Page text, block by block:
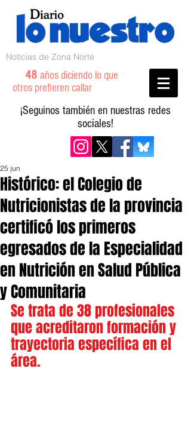
Noticias de Zona Norte
48 años diciendo lo que
otros prefieren callar
¡Seguinos también en nuestras redes
sociales!
Histórico: el Colegio de
Nutricionistas de la provincia
certificó los primeros
egresados de la Especialidad
en Nutrición en Salud Pública
y Comunitaria
25 jun
Se trata de 38 profesionales
que acreditaron formación y
trayectoria específica en el
área.